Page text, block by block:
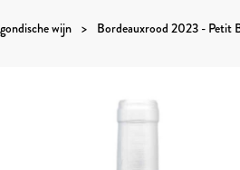
wijn Bordeauxrood 2023 - Petit